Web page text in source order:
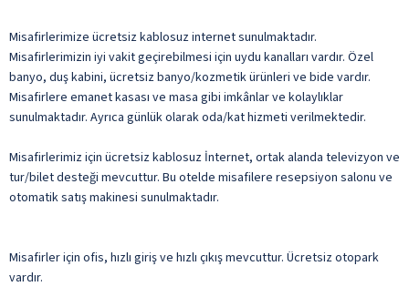
Misafirlerimize ücretsiz kablosuz internet sunulmaktadır.
Misafirlerimizin iyi vakit geçirebilmesi için uydu kanalları vardır. Özel
banyo, duş kabini, ücretsiz banyo/kozmetik ürünleri ve bide vardır.
Misafirlere emanet kasası ve masa gibi imkânlar ve kolaylıklar
sunulmaktadır. Ayrıca günlük olarak oda/kat hizmeti verilmektedir.
Misafirlerimiz için ücretsiz kablosuz İnternet, ortak alanda televizyon ve
tur/bilet desteği mevcuttur. Bu otelde misafilere resepsiyon salonu ve
otomatik satış makinesi sunulmaktadır.
Misafirler için ofis, hızlı giriş ve hızlı çıkış mevcuttur. Ücretsiz otopark
vardır.